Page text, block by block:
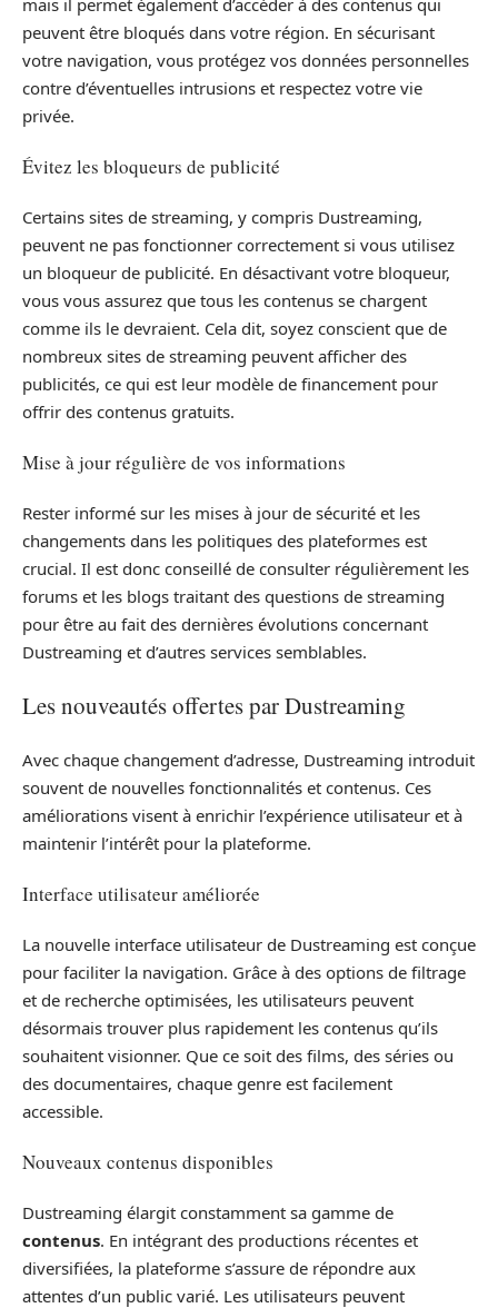
peuvent être bloqués dans votre région. En sécurisant
votre navigation, vous protégez vos données personnelles
contre d’éventuelles intrusions et respectez votre vie
privée.
Évitez les bloqueurs de publicité
Certains sites de streaming, y compris Dustreaming,
peuvent ne pas fonctionner correctement si vous utilisez
un bloqueur de publicité. En désactivant votre bloqueur,
vous vous assurez que tous les contenus se chargent
comme ils le devraient. Cela dit, soyez conscient que de
nombreux sites de streaming peuvent afficher des
publicités, ce qui est leur modèle de financement pour
offrir des contenus gratuits.
Mise à jour régulière de vos informations
Rester informé sur les mises à jour de sécurité et les
changements dans les politiques des plateformes est
crucial. Il est donc conseillé de consulter régulièrement les
forums et les blogs traitant des questions de streaming
pour être au fait des dernières évolutions concernant
Dustreaming et d’autres services semblables.
Les nouveautés offertes par Dustreaming
Avec chaque changement d’adresse, Dustreaming introduit
souvent de nouvelles fonctionnalités et contenus. Ces
améliorations visent à enrichir l’expérience utilisateur et à
maintenir l’intérêt pour la plateforme.
Interface utilisateur améliorée
La nouvelle interface utilisateur de Dustreaming est conçue
pour faciliter la navigation. Grâce à des options de filtrage
et de recherche optimisées, les utilisateurs peuvent
désormais trouver plus rapidement les contenus qu’ils
souhaitent visionner. Que ce soit des films, des séries ou
des documentaires, chaque genre est facilement
accessible.
Nouveaux contenus disponibles
Dustreaming élargit constamment sa gamme de
contenus. En intégrant des productions récentes et
diversifiées, la plateforme s’assure de répondre aux
attentes d’un public varié. Les utilisateurs peuvent